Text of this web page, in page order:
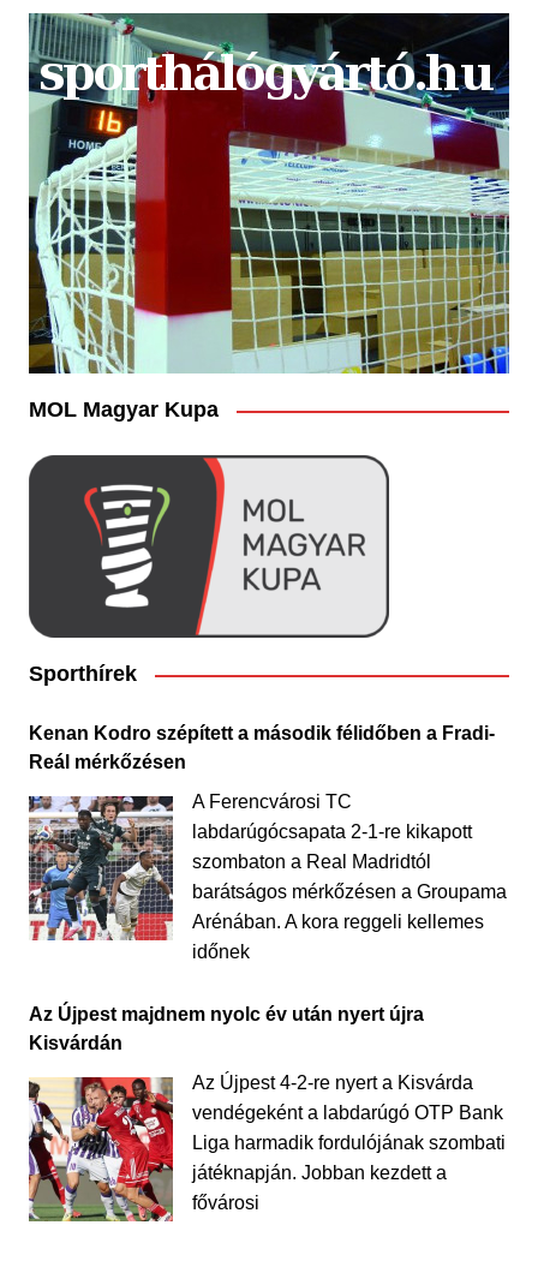
MOL Magyar Kupa
Sporthírek
Kenan Kodro szépített a második félidőben a Fradi-
Reál mérkőzésen
A Ferencvárosi TC
labdarúgócsapata 2-1-re kikapott
szombaton a Real Madridtól
barátságos mérkőzésen a Groupama
Arénában. A kora reggeli kellemes
időnek
Az Újpest majdnem nyolc év után nyert újra
Kisvárdán
Az Újpest 4-2-re nyert a Kisvárda
vendégeként a labdarúgó OTP Bank
Liga harmadik fordulójának szombati
játéknapján. Jobban kezdett a
fővárosi